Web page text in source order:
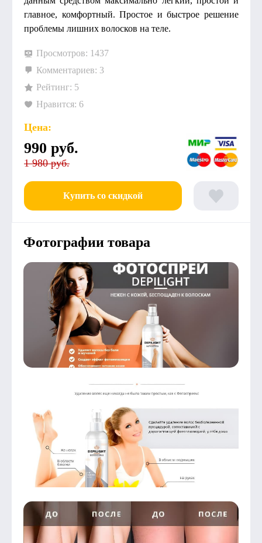
главное, комфортный. Простое и быстрое решение
проблемы лишних волосков на теле.
Просмотров: 1437
Комментариев: 3
Рейтинг: 5
Нравится: 6
Цена:
990 руб.
1 980 руб.
Купить со скидкой
Фотографии товара